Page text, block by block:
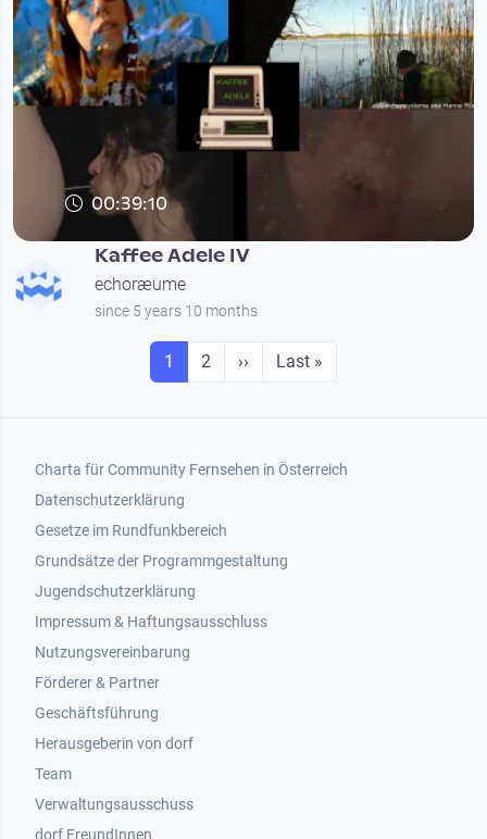
00:39:10
Kaffee Adele IV
echoræume
since 5 years 10 months
Seitennummerierung
Seite
1 Seite
2 Next page
›› Last page
Last »
Footer 1
Charta für Community Fernsehen in Österreich
Datenschutzerklärung
Gesetze im Rundfunkbereich
Grundsätze der Programmgestaltung
Jugendschutzerklärung
Impressum & Haftungsausschluss
Nutzungsvereinbarung
Footer 2
Förderer & Partner
Geschäftsführung
Herausgeberin von dorf
Team
Verwaltungsausschuss